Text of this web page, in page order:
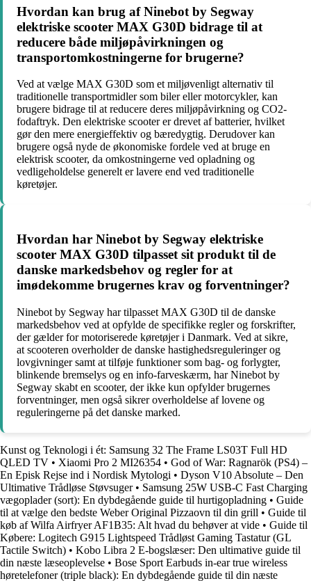
Hvordan kan brug af Ninebot by Segway
elektriske scooter MAX G30D bidrage til at
reducere både miljøpåvirkningen og
transportomkostningerne for brugerne?
Ved at vælge MAX G30D som et miljøvenligt alternativ til
traditionelle transportmidler som biler eller motorcykler, kan
brugere bidrage til at reducere deres miljøpåvirkning og CO2-
fodaftryk. Den elektriske scooter er drevet af batterier, hvilket
gør den mere energieffektiv og bæredygtig. Derudover kan
brugere også nyde de økonomiske fordele ved at bruge en
elektrisk scooter, da omkostningerne ved opladning og
vedligeholdelse generelt er lavere end ved traditionelle
køretøjer.
Hvordan har Ninebot by Segway elektriske
scooter MAX G30D tilpasset sit produkt til de
danske markedsbehov og regler for at
imødekomme brugernes krav og forventninger?
Ninebot by Segway har tilpasset MAX G30D til de danske
markedsbehov ved at opfylde de specifikke regler og forskrifter,
der gælder for motoriserede køretøjer i Danmark. Ved at sikre,
at scooteren overholder de danske hastighedsreguleringer og
lovgivninger samt at tilføje funktioner som bag- og forlygter,
blinkende bremselys og en info-farveskærm, har Ninebot by
Segway skabt en scooter, der ikke kun opfylder brugernes
forventninger, men også sikrer overholdelse af lovene og
reguleringerne på det danske marked.
Kunst og Teknologi i ét: Samsung 32 The Frame LS03T Full HD
QLED TV • Xiaomi Pro 2 MI26354 • God of War: Ragnarök (PS4) –
En Episk Rejse ind i Nordisk Mytologi • Dyson V10 Absolute – Den
Ultimative Trådløse Støvsuger• Samsung 25W USB-C Fast Charging
vægoplader (sort): En dybdegående guide til hurtigopladning • Guide
til at vælge den bedste Weber Original Pizzaovn til din grill • Guide til
køb af Wilfa Airfryer AF1B35: Alt hvad du behøver at vide • Guide til
Købere: Logitech G915 Lightspeed Trådløst Gaming Tastatur (GL
Tactile Switch) • Kobo Libra 2 E-bogslæser: Den ultimative guide til
din næste læseoplevelse • Bose Sport Earbuds in-ear true wireless
høretelefoner (triple black): En dybdegående guide til din næste